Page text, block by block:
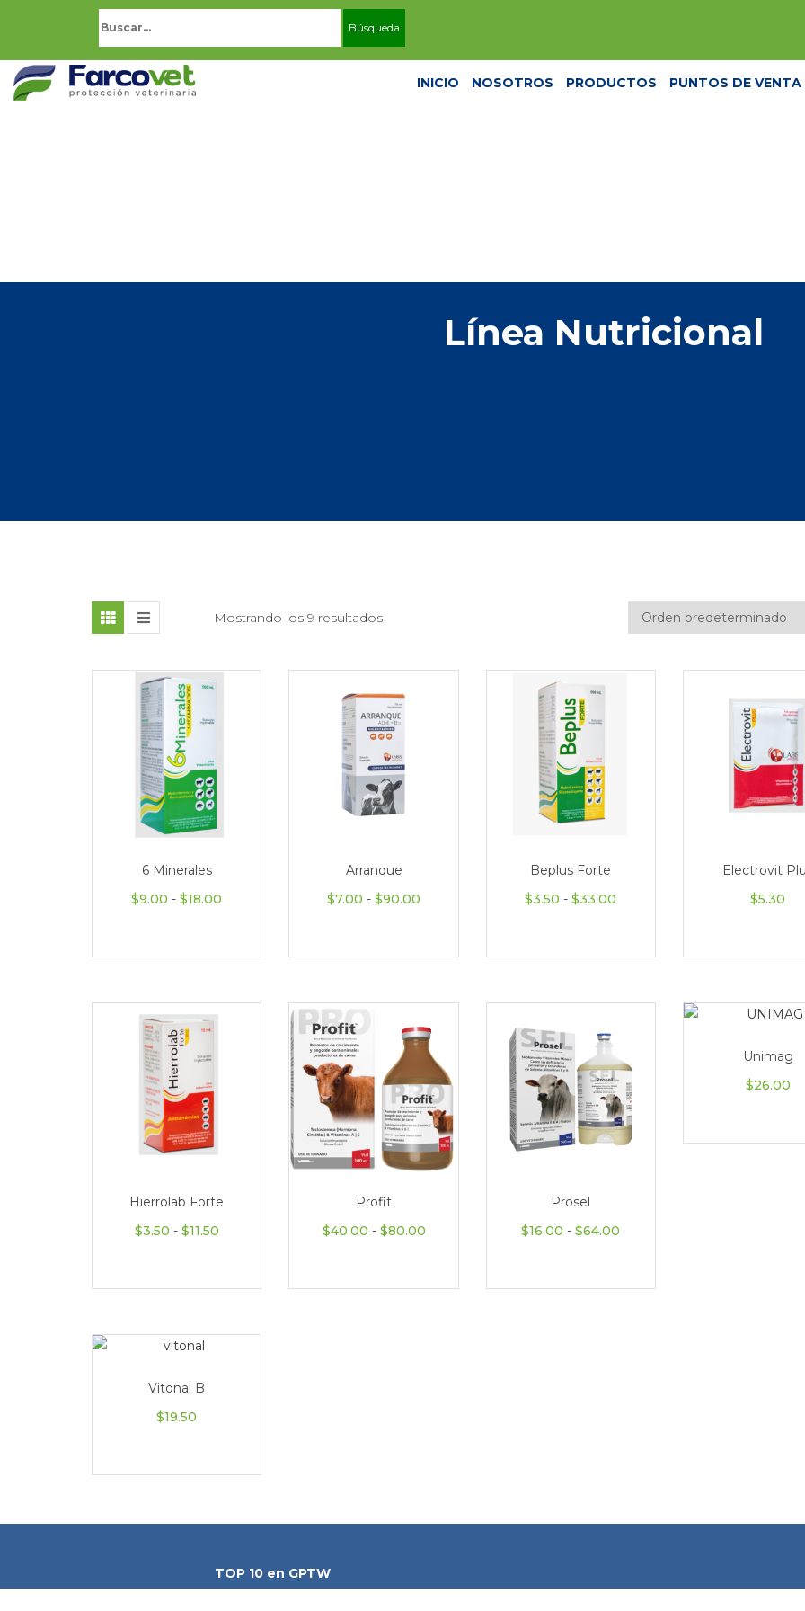
Buscar:
INICIO NOSOTROS PRODUCTOS PUNTOS DE VENTA
Línea Nutricional
Mostrando los 9 resultados
6 Minerales
$9.00 - $18.00 Rango de precios: desde $9.00 hasta $18.00
Arranque
$7.00 - $90.00 Rango de precios: desde $7.00 hasta $90.00
Beplus Forte
$3.50 - $33.00 Rango de precios: desde
Electrovit
$5.30
Hierrolab Forte
$3.50 - $11.50Rango de precios: desde $3.50 hasta $11.50
Profit
$40.00 - $80.00Rango de precios: desde $40.00 hasta $80.00
Prosel
$16.00 - $64.00
Unimag
$26.00
Vitonal B
$19.50
TOP 10 en GPTW